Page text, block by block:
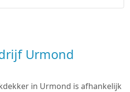
Urmond
in Urmond is afhankelijk